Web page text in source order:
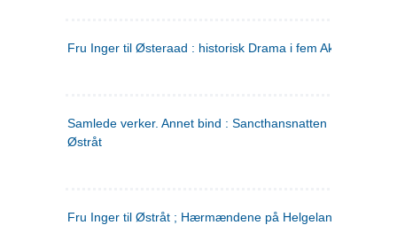
Fru Inger til Østeraad : historisk Drama i fem Akter
Samlede verker. Annet bind : Sancthansnatten ; Fru Inger
Østråt
Fru Inger til Østråt ; Hærmændene på Helgeland